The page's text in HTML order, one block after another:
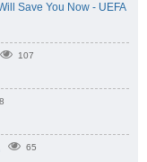
Save You Now - UEFA
107
65